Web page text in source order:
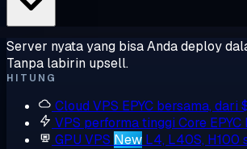
Server nyata yang bisa Anda deploy
Tanpa labirin upsell.
HITUNG
Cloud VPS EPYC bersama,
VPS performa tinggi Core
GPU VPS New L4, L40S, H100